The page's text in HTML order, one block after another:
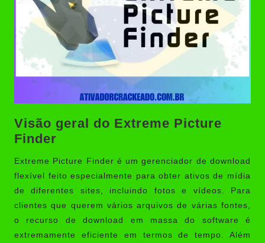
Visão geral do Extreme Picture
Finder
Extreme Picture Finder é um gerenciador de download
flexível feito especialmente para obter ativos de mídia
de diferentes sites, incluindo fotos e vídeos. Para
clientes que querem vários arquivos de várias fontes,
o recurso de download em massa do software é
extremamente eficiente em termos de tempo. Além